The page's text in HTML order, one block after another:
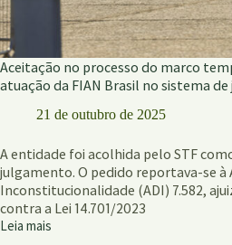
Aceitação no processo do marco
atuação da FIAN Brasil no sistema de
21 de outubro de 2025
A entidade foi acolhida pelo STF
julgamento. O pedido reportava-se à
Inconstitucionalidade (ADI) 7.582,
contra a Lei 14.701/2023
Leia mais
Aceitação